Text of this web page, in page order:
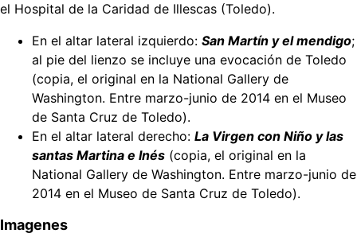
el Hospital de la Caridad de Illescas (Toledo).
En el altar lateral izquierdo: San Martín y el mendigo;
al pie del lienzo se incluye una evocación de Toledo
(copia, el original en la National Gallery de
Washington. Entre marzo-junio de 2014 en el Museo
de Santa Cruz de Toledo).
En el altar lateral derecho: La Virgen con Niño y las
santas Martina e Inés (copia, el original en la
National Gallery de Washington. Entre marzo-junio de
2014 en el Museo de Santa Cruz de Toledo).
Imagenes